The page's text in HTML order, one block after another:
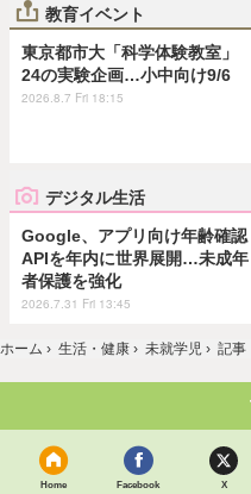
教育イベント
東京都市大「科学体験教室」
24の実験企画…小中向け9/6
2026.8.7 Fri 18:15
デジタル生活
Google、アプリ向け年齢確認
APIを年内に世界展開…未成年
者保護を強化
2026.7.31 Fri 13:45
ホーム › 生活・健康 › 未就学児 › 記事
Home Facebook X